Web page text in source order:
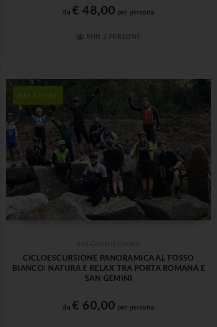
da € 48,00 per persona
MIN 2 PERSONE
BIKE & E-BIKE
CICLOESCURSIONE PANORAMICA AL FOSSO
BIANCO: NATURA E RELAX TRA PORTA ROMANA E
SAN GEMINI
da € 60,00 per persona